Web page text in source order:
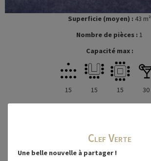
Superficie (moyen) : 43 m²
Nombre de pièces : 1
Capacité max :
15 15 15 30
Salle Les Oyats
Clef Verte
Une belle nouvelle à partager !